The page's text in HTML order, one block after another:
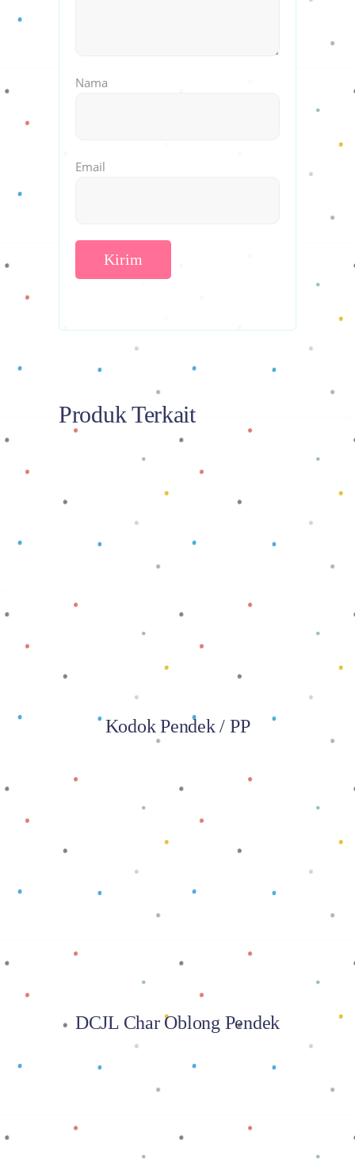
Nama
Email
Produk Terkait
Kodok Pendek / PP
Baca selengkapnya
DCJL Char Oblong Pendek